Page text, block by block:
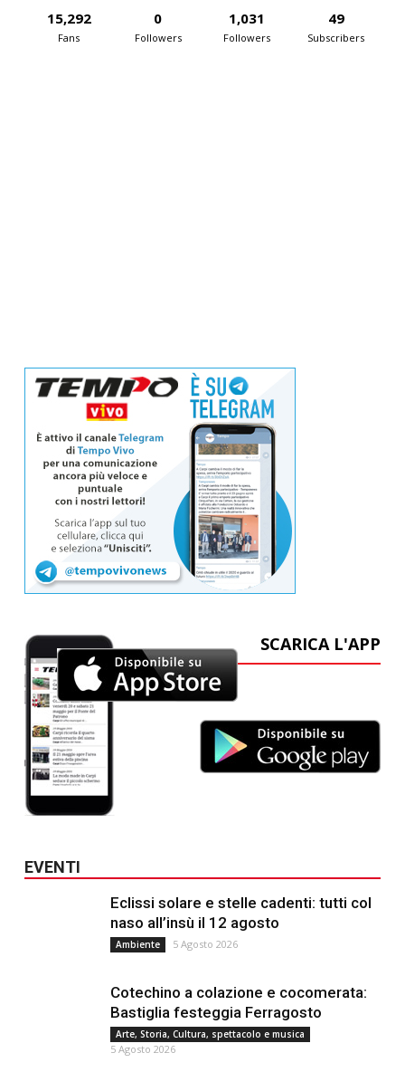
15,292
Fans
0
Followers
1,031
Followers
49
Subscribers
SCARICA L'APP
EVENTI
Eclissi solare e stelle cadenti: tutti col
naso all’insù il 12 agosto
Ambiente 5 Agosto 2026
Cotechino a colazione e cocomerata:
Bastiglia festeggia Ferragosto
Arte, Storia, Cultura, spettacolo e musica
5 Agosto 2026